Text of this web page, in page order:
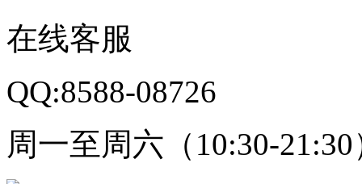
在线客服
QQ:8588-08726
周一至周六（10:30-21:30